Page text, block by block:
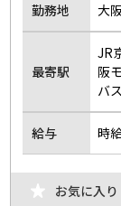
勤務地 大
最寄駅
JR
阪
バ
給与 時
お気に入り